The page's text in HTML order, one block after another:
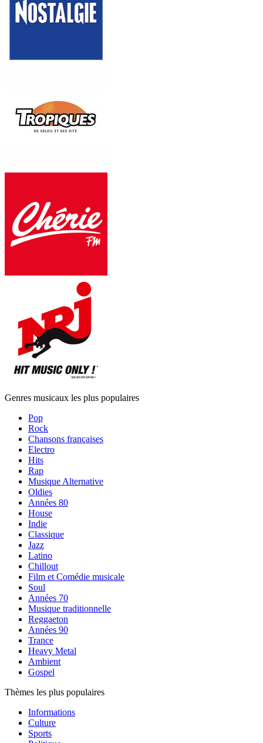
Genres musicaux les plus populaires
Pop
Rock
Chansons françaises
Electro
Hits
Rap
Musique Alternative
Oldies
Années 80
House
Indie
Classique
Jazz
Latino
Chillout
Film et Comédie musicale
Soul
Années 70
Musique traditionnelle
Reggaeton
Années 90
Trance
Heavy Metal
Ambient
Gospel
Thèmes les plus populaires
Informations
Culture
Sports